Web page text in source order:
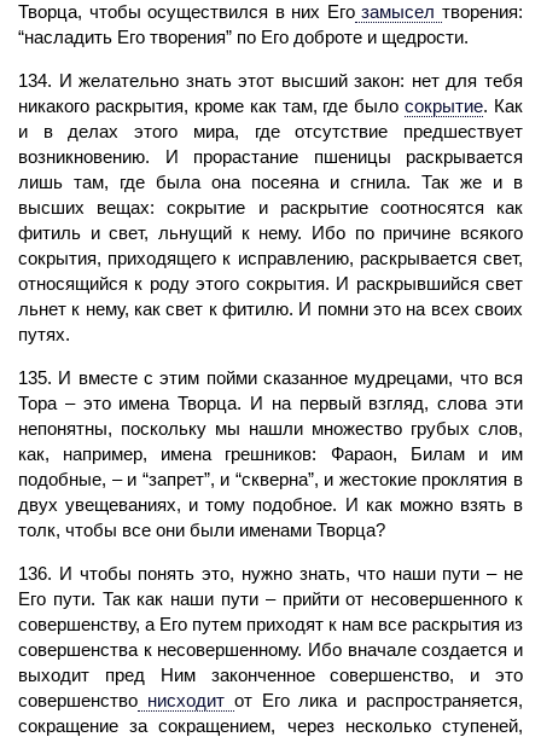
Творца, чтобы осуществился в них Егозамыселтворения:
“насладить Его творения” по Его доброте и щедрости.
134. И желательно знать этот высший закон: нет для тебя
никакого раскрытия, кроме как там, где было сокрытие. Как
и в делах этого мира, где отсутствие предшествует
возникновению. И прорастание пшеницы раскрывается
лишь там, где была она посеяна и сгнила. Так же и в
высших вещах: сокрытие и раскрытие соотносятся как
фитиль исвет, льнущий к нему. Ибо по причине всякого
сокрытия, приходящего к исправлению, раскрывается свет,
относящийся к роду этого сокрытия. И раскрывшийся свет
льнет к нему, как свет к фитилю. И помни это на всех своих
путях.
135. И вместе с этим пойми сказанное мудрецами, что вся
Тора – это имена Творца. И на первый взгляд, слова эти
непонятны, поскольку мы нашли множество грубых слов,
как, например, имена грешников: Фараон, Билам и им
подобные, – и “запрет”, и “скверна”, и жестокие проклятия в
двух увещеваниях, и тому подобное. И как можно взять в
толк, чтобы все они были именами Творца?
136. И чтобы понять это, нужно знать, что наши пути – не
Его пути. Так как наши пути – прийти от несовершенного к
совершенству, а Его путем приходят к нам все раскрытия из
совершенства к несовершенному. Ибо вначале создается и
выходит пред Ним законченное совершенство, и это
совершенство нисходит от Его лика и распространяется,
сокращение за сокращением, через несколько ступеней,